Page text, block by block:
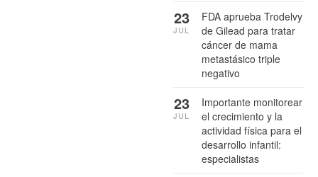
FDA aprueba Trodelvy
de Gilead para tratar
cáncer de mama
metastásico triple
negativo
23
JUL
Importante monitorear
el crecimiento y la
actividad física para el
desarrollo infantil:
especialistas
23
JUL